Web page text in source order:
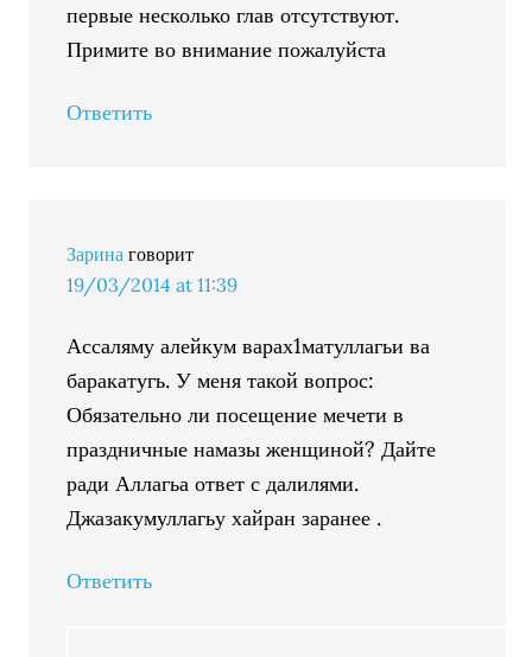
первые несколько глав отсутствуют.
Примите во внимание пожалуйста
Ответить
Зарина говорит
19/03/2014 at 11:39
Ассаляму алейкум варах1матуллагьи ва
баракатугь. У меня такой вопрос:
Обязательно ли посещение мечети в
праздничные намазы женщиной? Дайте
ради Аллагьа ответ с далилями.
Джазакумуллагьу хайран заранее .
Ответить